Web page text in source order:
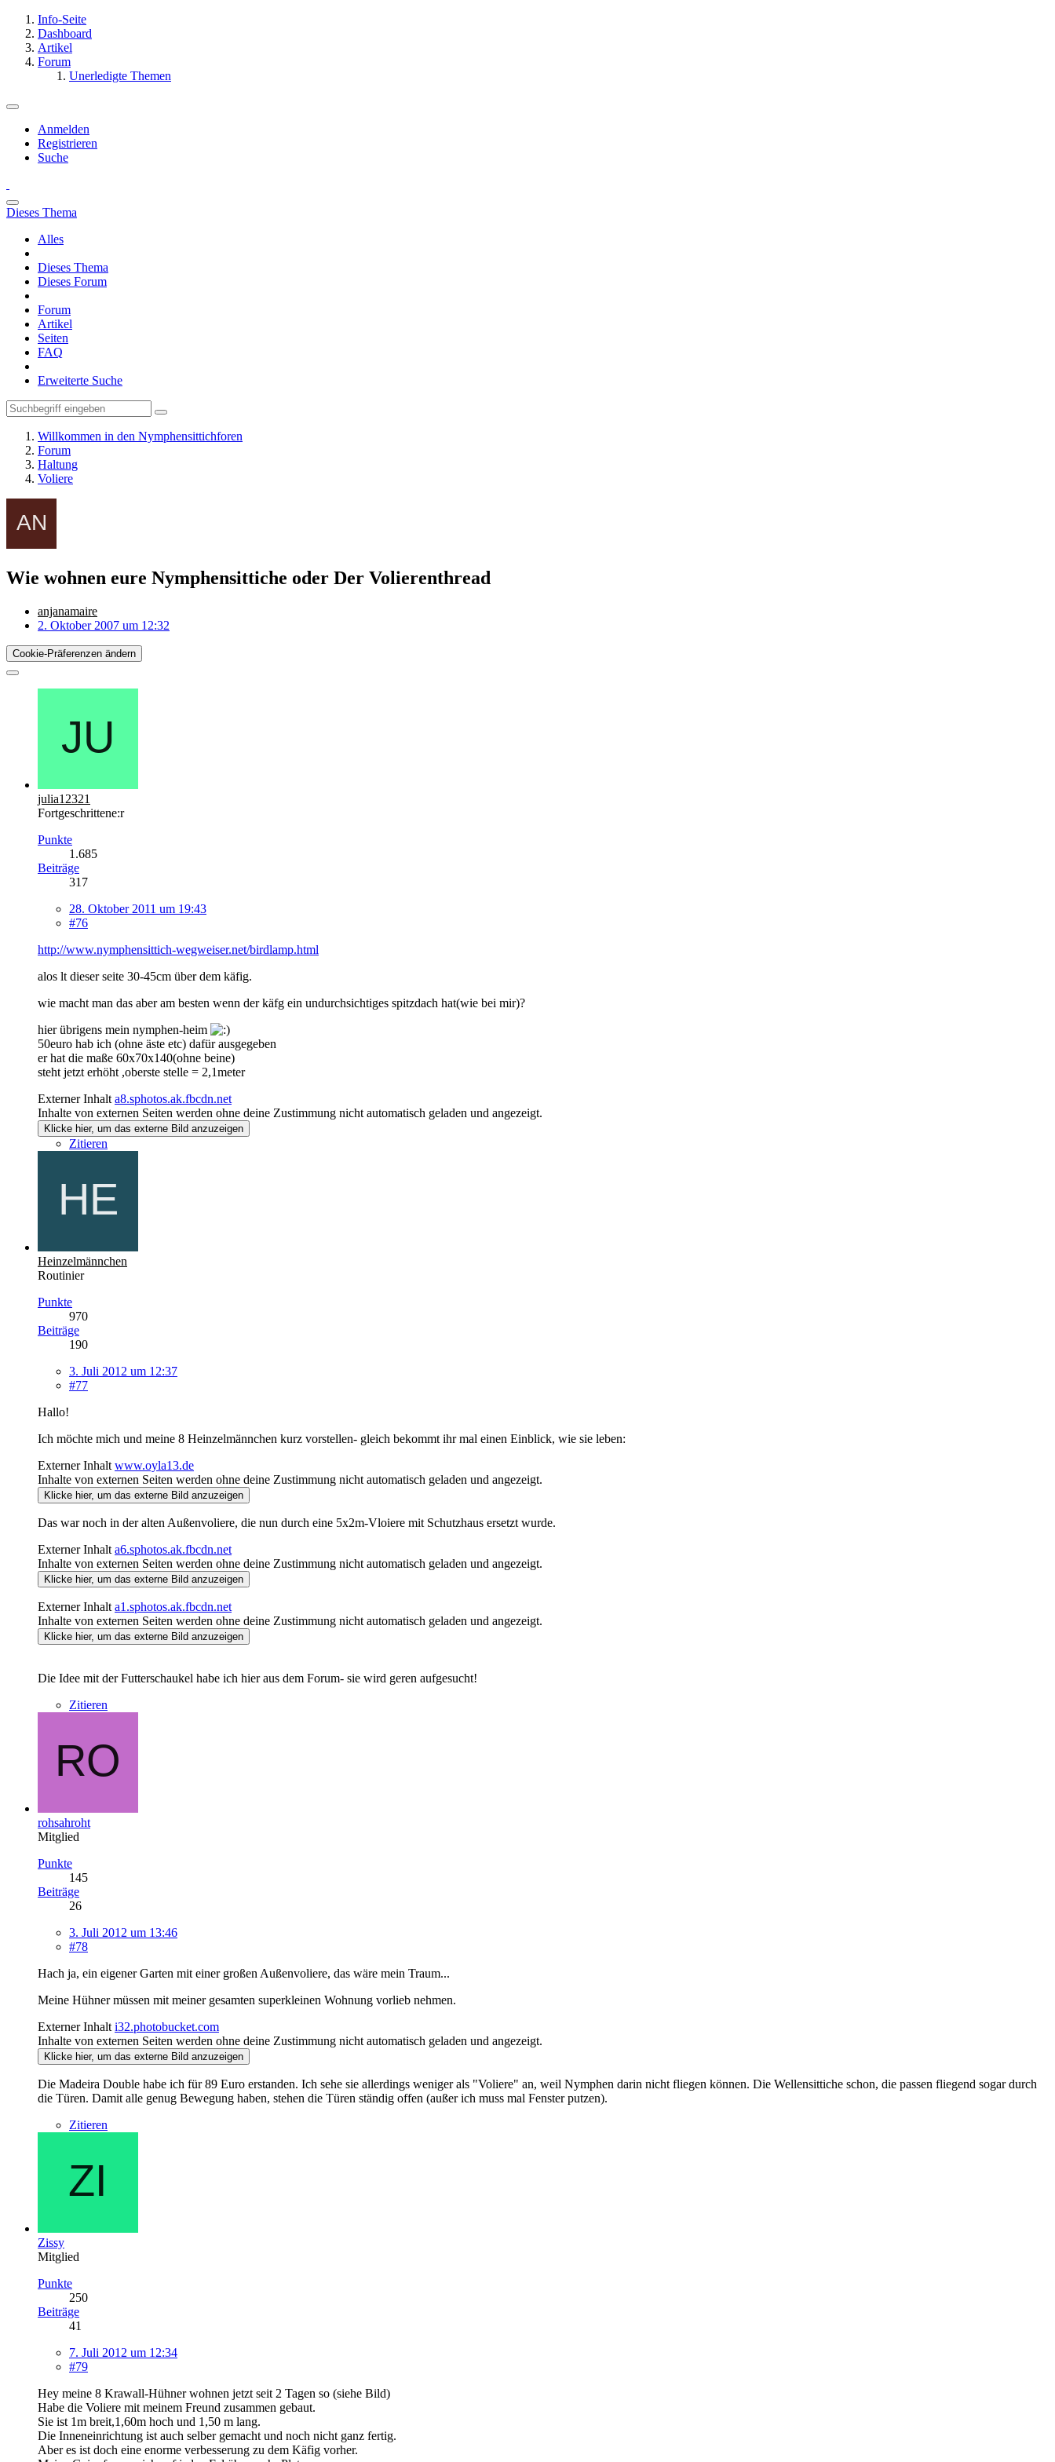
Info-Seite
Dashboard
Artikel
Forum
Unerledigte Themen
Anmelden
Registrieren
Suche
Dieses Thema
Alles
Dieses Thema
Dieses Forum
Forum
Artikel
Seiten
FAQ
Erweiterte Suche
Willkommen in den Nymphensittichforen
Forum
Haltung
Voliere
Wie wohnen eure Nymphensittiche oder Der Volierenthread
anjanamaire
2. Oktober 2007 um 12:32
Cookie-Präferenzen ändern
julia12321
Fortgeschrittene:r
Punkte
1.685
Beiträge
317
28. Oktober 2011 um 19:43
#76
http://www.nymphensittich-wegweiser.net/birdlamp.html
alos lt dieser seite 30-45cm über dem käfig.
wie macht man das aber am besten wenn der käfg ein undurchsichtiges spitzdach hat(wie bei mir)?
hier übrigens mein nymphen-heim
50euro hab ich (ohne äste etc) dafür ausgegeben
er hat die maße 60x70x140(ohne beine)
steht jetzt erhöht ,oberste stelle = 2,1meter
Externer Inhalt a8.sphotos.ak.fbcdn.net
Inhalte von externen Seiten werden ohne deine Zustimmung nicht automatisch geladen und angezeigt.
Klicke hier, um das externe Bild anzuzeigen
Zitieren
Heinzelmännchen
Routinier
Punkte
970
Beiträge
190
3. Juli 2012 um 12:37
#77
Hallo!
Ich möchte mich und meine 8 Heinzelmännchen kurz vorstellen- gleich bekommt ihr mal einen Einblick, wie sie leben:
Externer Inhalt www.oyla13.de
Inhalte von externen Seiten werden ohne deine Zustimmung nicht automatisch geladen und angezeigt.
Klicke hier, um das externe Bild anzuzeigen
Das war noch in der alten Außenvoliere, die nun durch eine 5x2m-Vloiere mit Schutzhaus ersetzt wurde.
Externer Inhalt a6.sphotos.ak.fbcdn.net
Inhalte von externen Seiten werden ohne deine Zustimmung nicht automatisch geladen und angezeigt.
Klicke hier, um das externe Bild anzuzeigen
Externer Inhalt a1.sphotos.ak.fbcdn.net
Inhalte von externen Seiten werden ohne deine Zustimmung nicht automatisch geladen und angezeigt.
Klicke hier, um das externe Bild anzuzeigen
Die Idee mit der Futterschaukel habe ich hier aus dem Forum- sie wird geren aufgesucht!
Zitieren
rohsahroht
Mitglied
Punkte
145
Beiträge
26
3. Juli 2012 um 13:46
#78
Hach ja, ein eigener Garten mit einer großen Außenvoliere, das wäre mein Traum...
Meine Hühner müssen mit meiner gesamten superkleinen Wohnung vorlieb nehmen.
Externer Inhalt i32.photobucket.com
Inhalte von externen Seiten werden ohne deine Zustimmung nicht automatisch geladen und angezeigt.
Klicke hier, um das externe Bild anzuzeigen
Die Madeira Double habe ich für 89 Euro erstanden. Ich sehe sie allerdings weniger als "Voliere" an, weil Nymphen darin nicht fliegen können. Die Wellensittiche schon, die passen fliegend sogar durch
die Türen. Damit alle genug Bewegung haben, stehen die Türen ständig offen (außer ich muss mal Fenster putzen).
Zitieren
Zissy
Mitglied
Punkte
250
Beiträge
41
7. Juli 2012 um 12:34
#79
Hey meine 8 Krawall-Hühner wohnen jetzt seit 2 Tagen so (siehe Bild)
Habe die Voliere mit meinem Freund zusammen gebaut.
Sie ist 1m breit,1,60m hoch und 1,50 m lang.
Die Inneneinrichtung ist auch selber gemacht und noch nicht ganz fertig.
Aber es ist doch eine enorme verbesserung zu dem Käfig vorher.